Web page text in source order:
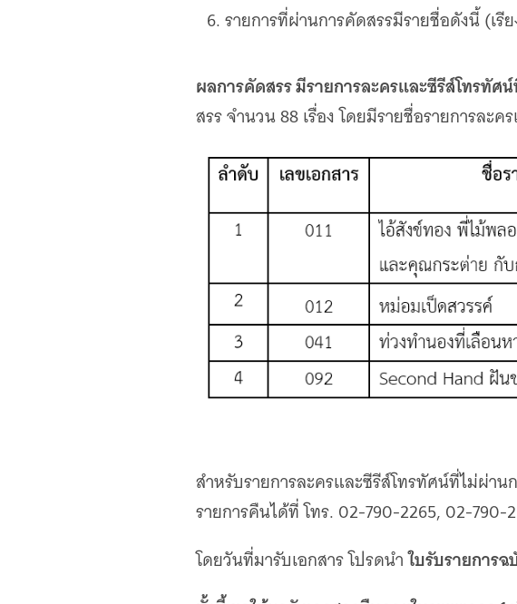
รายการที่ผ่านการคัดสรรมีรายชื่อดังนี้ (เรี
ผลการคัดสรร มีรายการละครและซีรีส์โทรทัศ
สรร จำนวน 88 เรื่อง โดยมีรายชื่อรายการละ
สำหรับรายการละครและซีรีส์โทรทัศน์ที่ไม่ผ่า
รายการคืนได้ที่ โทร. 02-790-2265, 02-790-
โดยวันที่มารับเอกสาร โปรดนำใบรับรายการ